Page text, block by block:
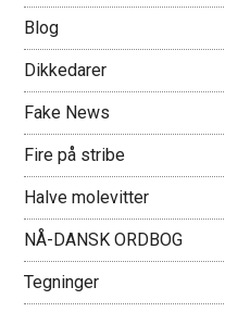
Blog
Dikkedarer
Fake News
Fire på stribe
Halve molevitter
NÅ-DANSK ORDBOG
Tegninger